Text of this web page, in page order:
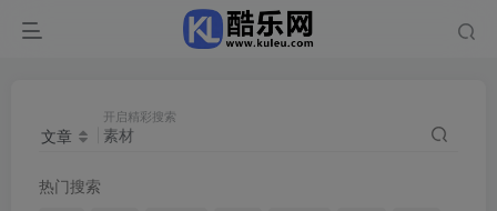
文章
开启精彩搜索
热门搜索